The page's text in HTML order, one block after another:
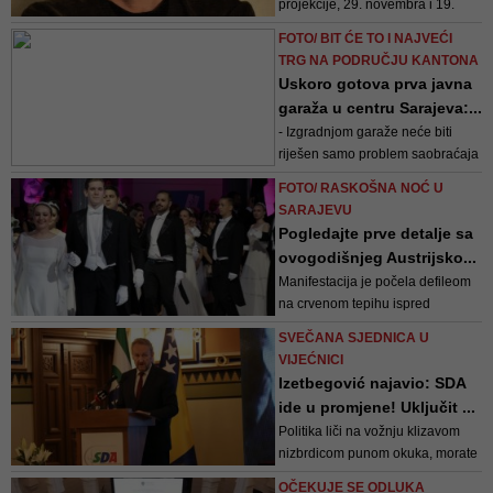
projekcije, 29. novembra i 19.
decembra, ulaz za prijatelje
Projekta Ars Aevi, i za posjetitelje
sloboda
FOTO/ BIT ĆE TO I NAJVEĆI
TRG NA PODRUČJU KANTONA
Uskoro gotova prva javna
garaža u centru Sarajeva:...
- Izgradnjom garaže neće biti
riješen samo problem saobraćaja
u mirovanju, već će istovremeno
najveći na području tog kantona -
kazao je načelnik Hadžibajrić
FOTO/ RASKOŠNA NOĆ U
SARAJEVU
Pogledajte prve detalje sa
ovogodišnjeg Austrijsko...
Manifestacija je počela defileom
na crvenom tepihu ispred
Vijećnice, a ambasadorica
Austrije Ulrike Hartmann izrazila
neizostavan događaj u kulturnom
kalendaru Sarajeva
SVEČANA SJEDNICA U
VIJEĆNICI
Izetbegović najavio: SDA
ide u promjene! Uključit ...
Politika liči na vožnju klizavom
nizbrdicom punom okuka, morate
nekad usporiti, da ne prokližete i
OČEKUJE SE ODLUKA